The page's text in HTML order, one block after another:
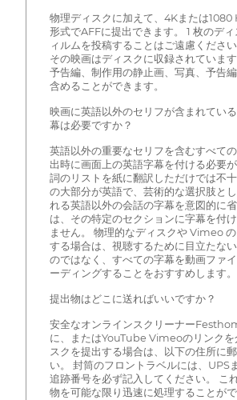
物理ディスクに加えて、4Kまたは
形式でAFFに提出できます。 1 枚のデ
ィルムを投稿することはご遠慮ください
その映画はディスクに収録されています
予告編、制作用の静止画、写真、予告
含めることができます。
映画に英語以外のセリフが含まれてい
幕は必要ですか？
英語以外の重要なセリフを含むすべて
出時に画面上の英語字幕を付ける必要
詞のリストを紙に翻訳しただけでは不
の大部分が英語で、芸術的な選択肢と
れる英語以外の会話の字幕を意図的に
は、その特定のセクションに字幕を付
ません。 物理的なディスクや Vimeo
する場合は、視聴するために目立たな
のではなく、すべての字幕を動画ファ
ーディングすることをおすすめします。
提出物はどこに送ればいいですか？
安全なオンラインスクリーナー
に、またはYouTube Vimeoのリンクを
スクを提出する場合は、以下の住所に
い。 封筒のフロントラベルには、UPS
追跡番号を必ず記入してください。 こ
物を可能な限り迅速に処理することがで